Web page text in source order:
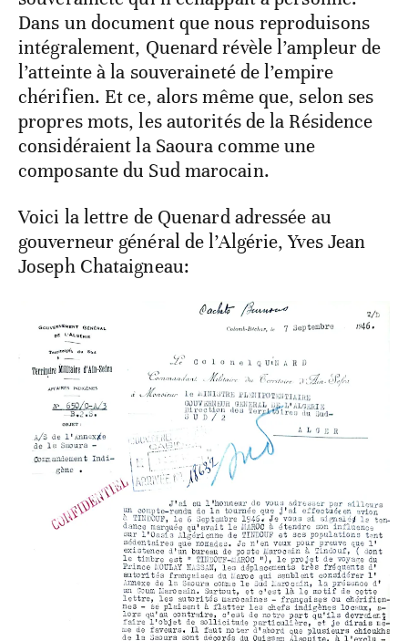
Dans un document que nous reproduisons
intégralement, Quenard révèle l’ampleur de
l’atteinte à la souveraineté de l’empire
chérifien. Et ce, alors même que, selon ses
propres mots, les autorités de la Résidence
considéraient la Saoura comme une
composante du Sud marocain.
Voici la lettre de Quenard adressée au
gouverneur général de l’Algérie, Yves Jean
Joseph Chataigneau: